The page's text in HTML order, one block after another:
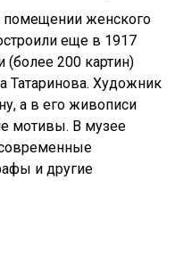
помещении женского
еще в 1917
(более 200 картин)
Татаринова. Художник
а в его живописи
мотивы. В музее
и другие